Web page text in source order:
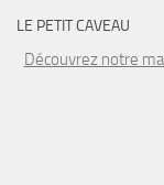
LE PETIT CAVEAU
Découvrez notre